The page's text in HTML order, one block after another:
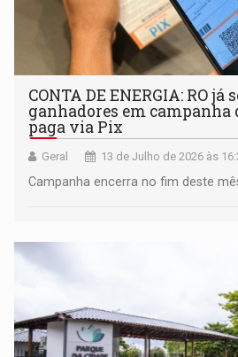
CONTA DE ENERGIA: RO já
ganhadores em campanha
paga via Pix
Geral 13 de Julho de 2026 às
Campanha encerra no fim deste